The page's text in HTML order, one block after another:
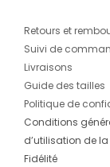
Retours et
Suivi de
Livraisons
Guide des tailles
Politique de
Conditions
d’utilisation de
Fidélité